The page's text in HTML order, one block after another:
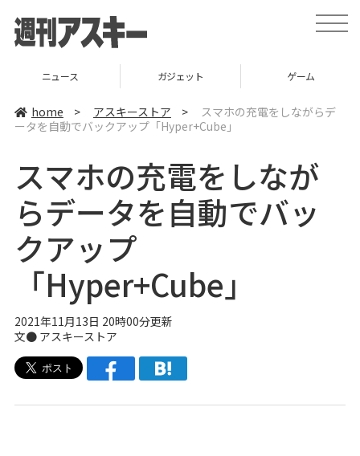
t
o
a
v
ニュース ガジェット ゲーム
home > アスキーストア >
スマホの充電をしながらデ
ータを自動でバックアップ「Hyper+Cube」
スマホの充電をしなが
らデータを自動でバッ
クアップ
「Hyper+Cube」
2021年11月13日 20時00分更新
文● アスキーストア